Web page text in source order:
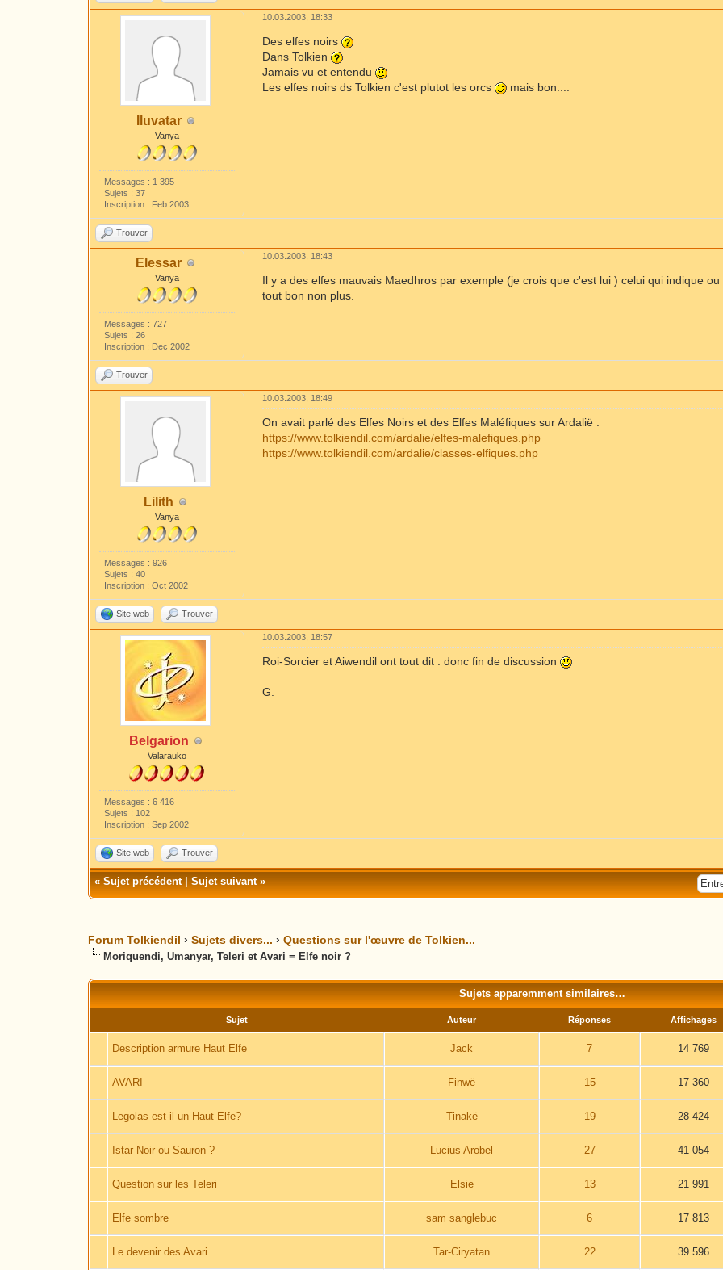
Iluvatar
Vanya
Messages : 1 395
Sujets : 37
Inscription : Feb 2003
10.03.2003, 18:33
Des elfes noirs
Dans Tolkien
Jamais vu et entendu
Les elfes noirs ds Tolkien c'est plutot les orcs
mais bon....
Trouver
Elessar
Vanya
Messages : 727
Sujets : 26
Inscription : Dec 2002
10.03.2003, 18:43
Il y a des elfes mauvais Maedhros par exemple (je crois que c'est lui ) celui qui indique
tout bon non plus.
Trouver
Lilith
Vanya
Messages : 926
Sujets : 40
Inscription : Oct 2002
10.03.2003, 18:49
On avait parlé des Elfes Noirs et des Elfes Maléfiques sur Ardalië :
https://www.tolkiendil.com/ardalie/elfes-malefiques.php
https://www.tolkiendil.com/ardalie/classes-elfiques.php
Site web Trouver
Belgarion
Valarauko
Messages : 6 416
Sujets : 102
Inscription : Sep 2002
10.03.2003, 18:57
Roi-Sorcier et Aiwendil ont tout dit : donc fin de discussion
G.
Site web Trouver
«Sujet précédent|Sujet suivant»
Forum Tolkiendil ›Sujets divers... ›Questions sur l'œuvre de Tolkien...
Moriquendi, Umanyar, Teleri et Avari = Elfe noir ?
Sujets apparemment similaires…
Sujet Auteur Réponses Affichages
Description armure Haut Elfe Jack 7 14 769
AVARI Finwë 15 17 360
Legolas est-il un Haut-Elfe? Tinakë 19 28 424
Istar Noir ou Sauron ? Lucius Arobel 27 41 054
Question sur les Teleri Elsie 13 21 991
Elfe sombre sam sanglebuc 6 17 813
Le devenir des Avari Tar-Ciryatan 22 39 596